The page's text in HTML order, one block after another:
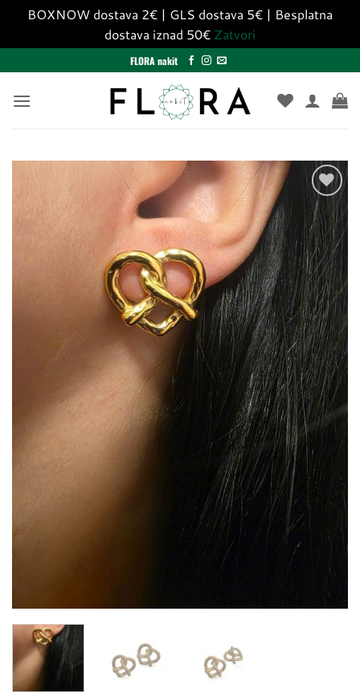
BOXNOW dostava 2€ | GLS dostava 5€ | Besplatna
dostava iznad 50€ Zatvori
to
content
FLORA nakit
Dodaj
u
listu
želja